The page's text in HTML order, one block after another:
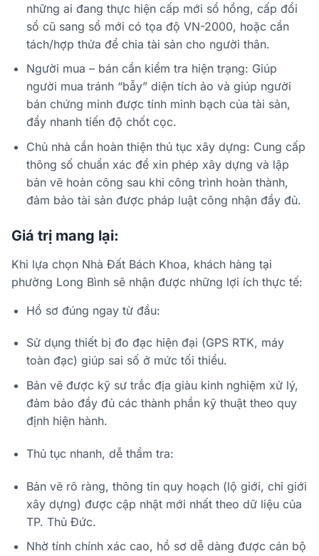
những ai đang thực hiện cấp mới sổ hồng, cấp đổi
sổ cũ sang sổ mới có tọa độ VN-2000, hoặc cần
tách/hợp thửa để chia tài sản cho người thân.
Người mua – bán cần kiểm tra hiện trạng: Giúp
người mua tránh “bẫy” diện tích ảo và giúp người
bán chứng minh được tính minh bạch của tài sản,
đẩy nhanh tiến độ chốt cọc.
Chủ nhà cần hoàn thiện thủ tục xây dựng: Cung cấp
thông số chuẩn xác để xin phép xây dựng và lập
bản vẽ hoàn công sau khi công trình hoàn thành,
đảm bảo tài sản được pháp luật công nhận đầy đủ.
Giá trị mang lại:
Khi lựa chọn Nhà Đất Bách Khoa, khách hàng tại
phường Long Bình sẽ nhận được những lợi ích thực tế:
Hồ sơ đúng ngay từ đầu:
Sử dụng thiết bị đo đạc hiện đại (GPS RTK, máy
toàn đạc) giúp sai số ở mức tối thiểu.
Bản vẽ được kỹ sư trắc địa giàu kinh nghiệm xử lý,
đảm bảo đầy đủ các thành phần kỹ thuật theo quy
định hiện hành.
Thủ tục nhanh, dễ thẩm tra:
Bản vẽ rõ ràng, thông tin quy hoạch (lộ giới, chỉ giới
xây dựng) được cập nhật mới nhất theo dữ liệu của
TP. Thủ Đức.
Nhờ tính chính xác cao, hồ sơ dễ dàng được cán bộ